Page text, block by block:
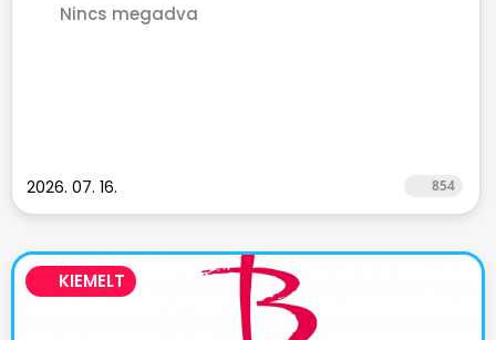
Nincs megadva
2026. 07. 16. 854
KIEMELT